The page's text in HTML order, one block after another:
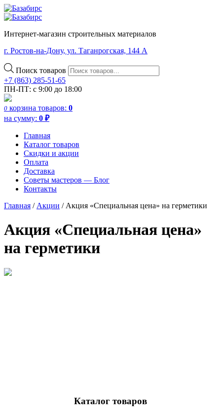
Интернет-магазин строительных материалов
г. Ростов-на-Дону, ул. Таганрогская, 144 А
Поиск товаров
+7 (863) 285-51-65
ПН-ПТ: с 9:00 до 18:00
0 корзина товаров: 0
на сумму: 0 ₽
Главная
Каталог товаров
Скидки и акции
Оплата
Доставка
Советы мастеров — Блог
Контакты
Главная / Акции / Акция «Специальная цена» на герметики
Акция «Специальная цена»
на герметики
Каталог товаров